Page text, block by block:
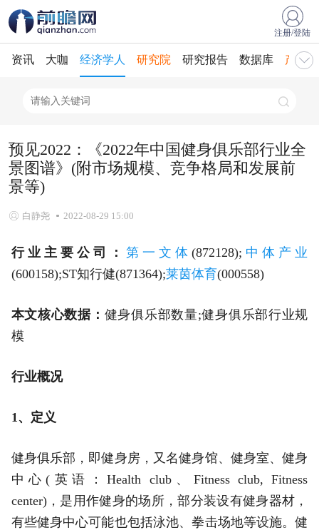
注册/登陆
资讯 大咖 经济学人 研究院 研究报告 数据库 产业
预见2022：《2022年中国健身俱乐部行业全
景图谱》(附市场规模、竞争格局和发展前
景等)
白静尧 2022-08-29 15:00
行业主要公司： 第一文体(872128); 中体产业
(600158);ST知行健(871364);莱茵体育(000558)
本文核心数据： 健身俱乐部数量;健身俱乐部行业规
模
行业概况
1、定义
健身俱乐部，即健身房，又名健身馆、健身室、健身
中心(英语：Health club、Fitness club, Fitness
center)，是用作健身的场所，部分装设有健身器材，
有些健身中心可能也包括泳池、拳击场地等设施。健